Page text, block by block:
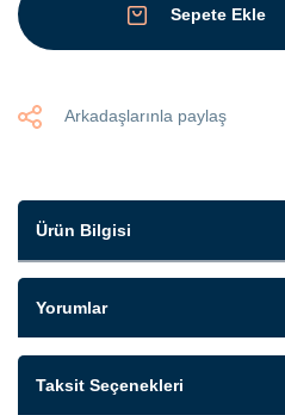
Sepete Ekle
Arkadaşlarınla paylaş
Ürün Bilgisi
Yorumlar
Taksit Seçenekleri